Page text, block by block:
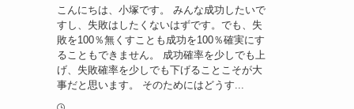
こんにちは、小塚です。 みんな成功したいで
すし、失敗はしたくないはずです。でも、失
敗を100％無くすことも成功を100％確実にす
ることもできません。 成功確率を少しでも上
げ、失敗確率を少しでも下げることこそが大
事だと思います。 そのためにはどうす...